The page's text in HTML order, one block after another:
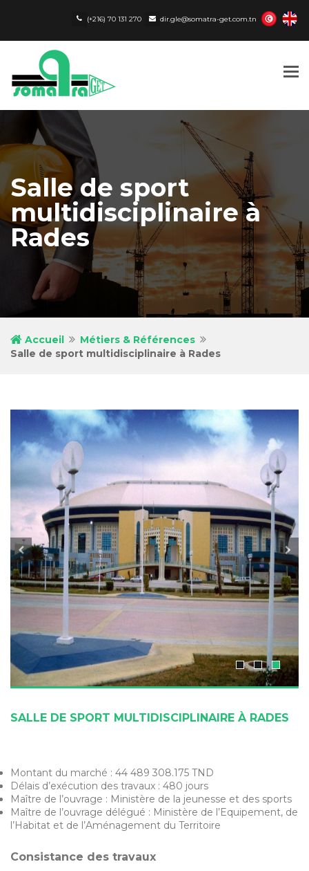
dir.gle@somatra-get.com.tn
(+216) 70 131 270
Salle de sport
multidisciplinaire à
Rades
Accueil
Métiers & Références
Salle de sport multidisciplinaire à Rades
SALLE DE SPORT MULTIDISCIPLINAIRE À RADES
Montant du marché : 44 489 308.175 TND
Délais d’exécution des travaux : 480 jours
Maître de l’ouvrage : Ministère de la jeunesse et des sports
Maître de l’ouvrage délégué : Ministère de l’Equipement, de
l’Habitat et de l’Aménagement du Territoire
Consistance des travaux